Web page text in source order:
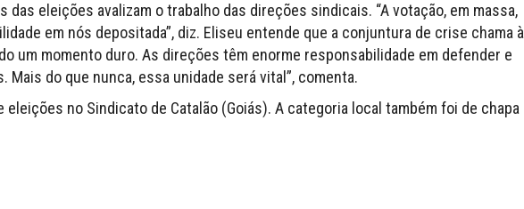
das eleições avalizam o trabalho das direções sindicais. “A votação, em massa,
em nós depositada”, diz. Eliseu entende que a conjuntura de crise chama à
um momento duro. As direções têm enorme responsabilidade em defender e
Mais do que nunca, essa unidade será vital”, comenta.
eleições no Sindicato de Catalão (Goiás). A categoria local também foi de chapa